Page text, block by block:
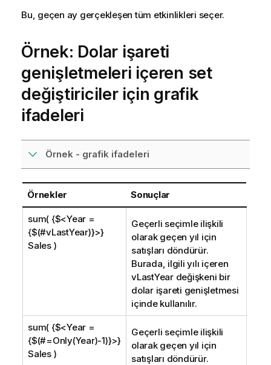
Bu, geçen ay gerçekleşen tüm etkinlikleri seçer.
Örnek: Dolar işareti
genişletmeleri içeren set
değiştiriciler için grafik
ifadeleri
Örnek - grafik ifadeleri
Örnekler Sonuçlar
sum( {$<Year =
{$(#vLastYear)}>}
Sales )
Geçerli seçimle ilişkili
olarak geçen yıl için
satışları döndürür.
Burada, ilgili yılı içeren
vLastYeardeğişkeni bir
dolar işareti genişletmesi
içinde kullanılır.
sum( {$<Year =
{$(#=Only(Year)-1)}>}
Sales )
Geçerli seçimle ilişkili
olarak geçen yıl için
satışları döndürür.